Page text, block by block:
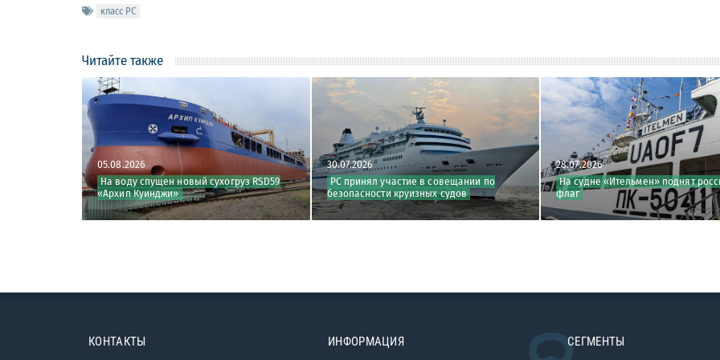
класс РС
Читайте также
05.08.2026
На воду спущен новый сухогруз RSD59
«Архип Куинджи»
30.07.2026
РС принял участие в совещании по
безопасности круизных судов
28.07.2026
На судне «Ительмен» поднят
флаг
КОНТАКТЫ ИНФОРМАЦИЯ СЕГМЕНТЫ